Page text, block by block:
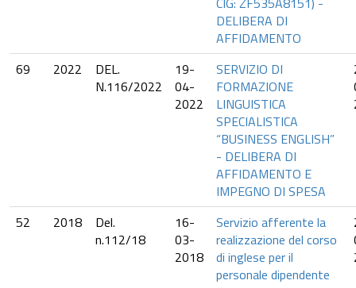
DELIBERA DI
AFFIDAMENTO
69 2022
DEL.
N.116/2022
19-
04-
2022
SERVIZIO DI
FORMAZIONE
LINGUISTICA
SPECIALISTICA
“BUSINESS ENGLISH”
- DELIBERA DI
AFFIDAMENTO E
IMPEGNO DI SPESA
52 2018
Del.
n.112/18
16-
03-
2018
Servizio afferente la
realizzazione del corso
di inglese per il
personale dipendente